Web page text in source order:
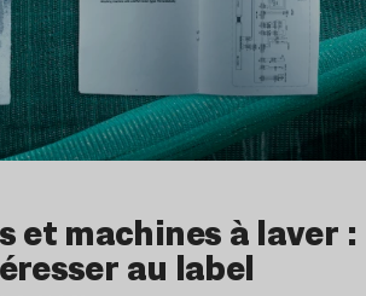
et machines à laver :
au label